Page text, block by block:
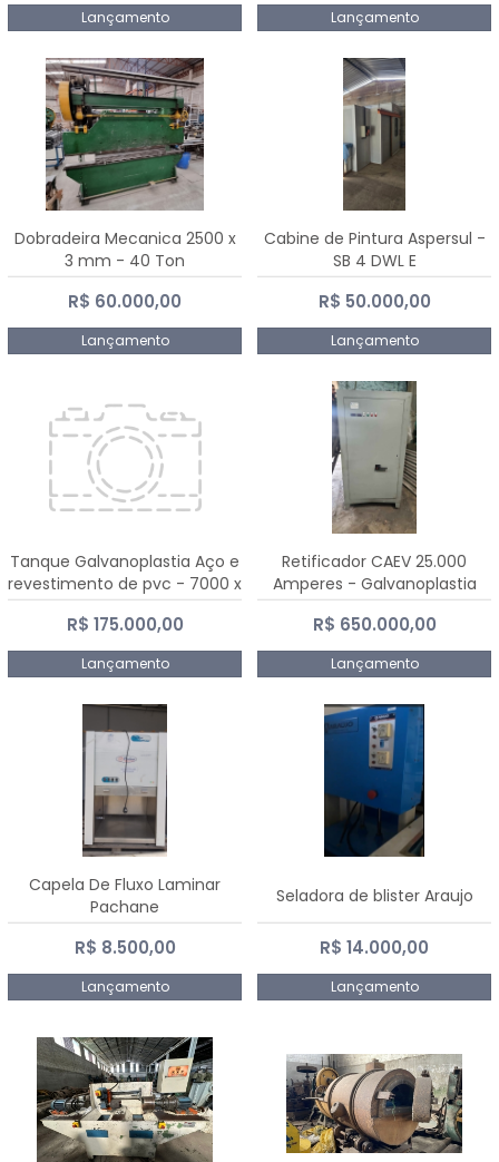
Lançamento Lançamento
Dobradeira Mecanica 2500 x
3 mm - 40 Ton
R$ 60.000,00
Lançamento
Cabine de Pintura Aspersul -
SB 4 DWL E
R$ 50.000,00
Lançamento
Tanque Galvanoplastia Aço e
revestimento de pvc - 7000 x
2200 mm
R$ 175.000,00
Lançamento
Retificador CAEV 25.000
Amperes - Galvanoplastia
R$ 650.000,00
Lançamento
Capela De Fluxo Laminar
Pachane
R$ 8.500,00
Lançamento
Seladora de blister Araujo
R$ 14.000,00
Lançamento